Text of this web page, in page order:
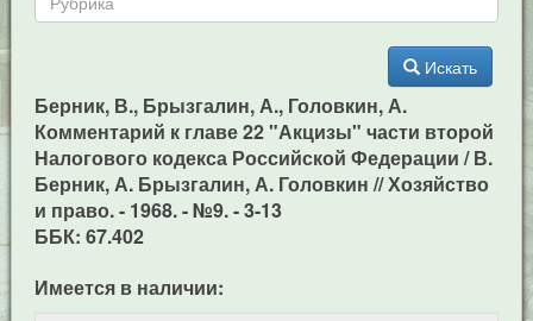
Искать
Берник, В., Брызгалин, А., Головкин, А.
Комментарий к главе 22 "Акцизы" части второй
Налогового кодекса Российской Федерации / В.
Берник, А. Брызгалин, А. Головкин // Хозяйство
и право. - 1968. - №9. - 3-13
ББК: 67.402
Имеется в наличии: